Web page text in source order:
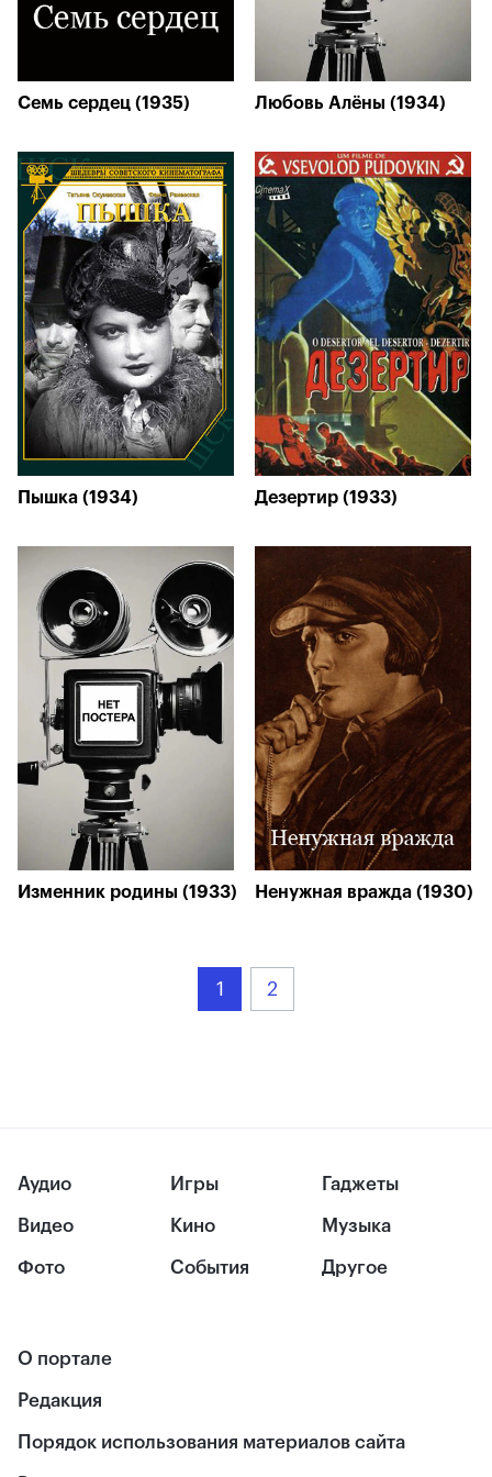
Семь сердец (1935) Любовь Алёны (1934)
Пышка (1934) Дезертир (1933)
Изменник родины (1933) Ненужная вражда (1930)
1 2
Аудио
Видео
Фото
Игры
Кино
События
Гаджеты
Музыка
Другое
О портале
Редакция
Порядок использования материалов сайта